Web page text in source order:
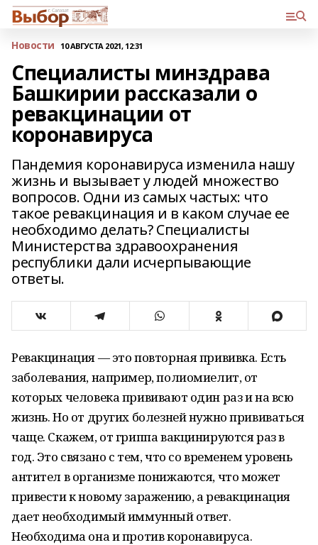
Новости 10 АВГУСТА 2021, 12:31
Специалисты минздрава
Башкирии рассказали о
ревакцинации от
коронавируса
Пандемия коронавируса изменила нашу
жизнь и вызывает у людей множество
вопросов. Одни из самых частых: что
такое ревакцинация и в каком случае ее
необходимо делать? Специалисты
Министерства здравоохранения
республики дали исчерпывающие
ответы.
Ревакцинация — это повторная прививка. Есть
заболевания, например, полиомиелит, от
которых человека прививают один раз и на всю
жизнь. Но от других болезней нужно прививаться
чаще. Скажем, от гриппа вакцинируются раз в
год. Это связано с тем, что со временем уровень
антител в организме понижаются, что может
привести к новому заражению, а ревакцинация
дает необходимый иммунный ответ.
Необходима она и против коронавируса.